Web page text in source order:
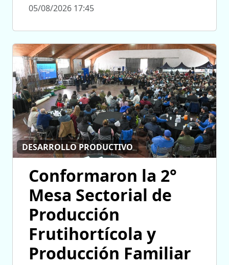
05/08/2026 17:45
DESARROLLO PRODUCTIVO
Conformaron la 2°
Mesa Sectorial de
Producción
Frutihortícola y
Producción Familiar